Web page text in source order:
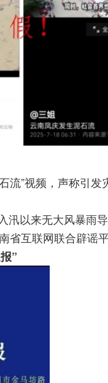
流”视频，声称引发
汛以来无大风暴雨
省互联网联合辟
”